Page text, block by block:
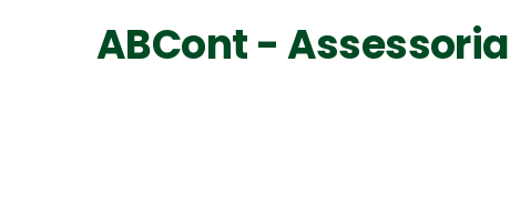
ABCont -